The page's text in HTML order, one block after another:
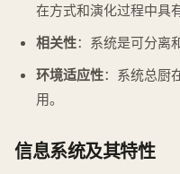
在方式和演化过程中具
相关性：系统是可分离
环境适应性：系统总厨
用。
信息系统及其特性